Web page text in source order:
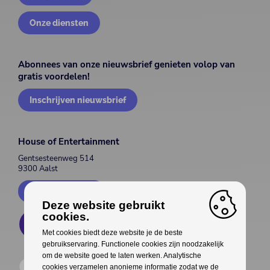
Onze diensten
Abonnees van onze nieuwsbrief genieten volop van
gratis voordelen!
Inschrijven nieuwsbrief
House of Entertainment
Gentsesteenweg 514
9300 Aalst
Deze website gebruikt
cookies.
Met cookies biedt deze website je de beste
gebruikservaring. Functionele cookies zijn noodzakelijk
om de website goed te laten werken. Analytische
cookies verzamelen anonieme informatie zodat we de